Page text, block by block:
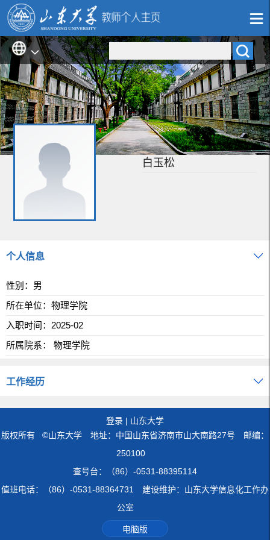
白玉松
个人信息
性别：男
所在单位：物理学院
入职时间：2025-02
所属院系： 物理学院
工作经历
登录 | 山东大学
版权所有 ©山东大学 地址：中国山东省济南市山大南路27号 邮编：
250100
查号台：（86）-0531-88395114
值班电话：（86）-0531-88364731 建设维护：山东大学信息化工作办
公室
电脑版